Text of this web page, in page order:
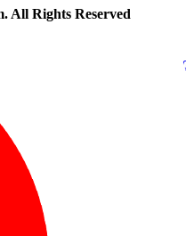
All Rights Reserved
(8h00 - 21h30)
(8h00 -